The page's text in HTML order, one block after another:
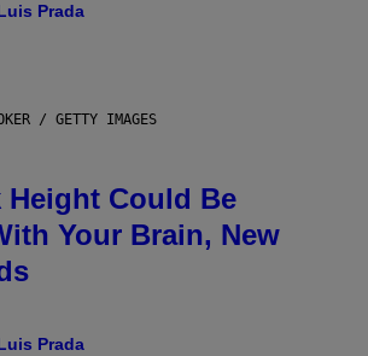
Prada
/ GETTY IMAGES
Height Could Be
Your Brain, New
Prada